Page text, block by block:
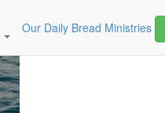
Our Daily Bread Ministries